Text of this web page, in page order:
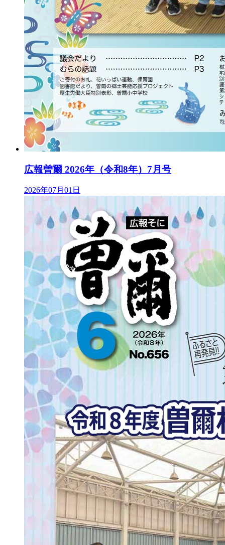
広報曽爾 2026年（令和8年）7月号
2026年07月01日